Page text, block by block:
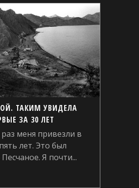
ТАКИМ УВИДЕЛА
ЗА 30 ЛЕТ
меня привезли в
лет. Это был
Я почти...